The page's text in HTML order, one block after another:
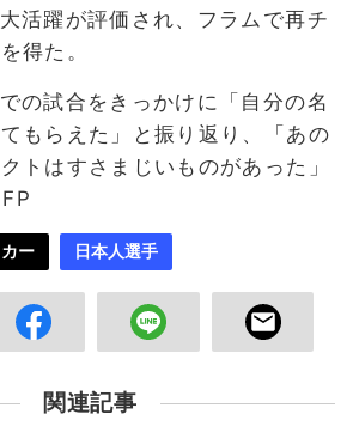
活躍が評価され、フラムで再チ
得た。
の試合をきっかけに「自分の名
もらえた」と振り返り、「あの
トはすさまじいものがあった」
ー 日本人選手
関連記事